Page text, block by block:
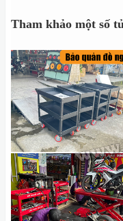
Tham khảo một số